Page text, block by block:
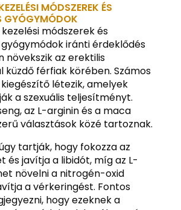
MÓDSZEREK ÉS
GYÓGYMÓDOK
módszerek és
iránti érdeklődés
növekszik az erektilis
küzdő férfiak körében. Számos
létezik, amelyek
a szexuális teljesítményt.
az L-arginin és a maca
választások közé tartoznak.
tartják, hogy fokozza az
és javítja a libidót, míg az L-
növelni a nitrogén-oxid
a vérkeringést. Fontos
hogy ezeknek a